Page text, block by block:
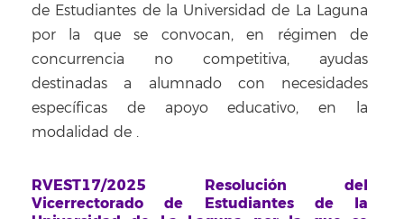
de Estudiantes de la Universidad de La Laguna
por la que se convocan, en régimen de
concurrencia no competitiva, ayudas
destinadas a alumnado con necesidades
específicas de apoyo educativo, en la
modalidad de .
RVEST17/2025 Resolución del
Vicerrectorado de Estudiantes de la